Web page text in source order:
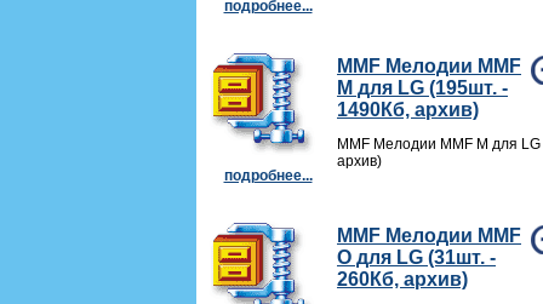
подробнее...
подробнее...
MMF Мелодии MMF
M для LG (195шт. -
1490Кб, архив)
MMF Мелодии MMF M для
архив)
MMF Мелодии MMF
O для LG (31шт. -
260Кб, архив)